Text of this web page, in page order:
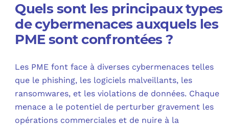
Quels sont les principaux types
de cybermenaces auxquels les
PME sont confrontées ?
Les PME font face à diverses cybermenaces telles
que le phishing, les logiciels malveillants, les
ransomwares, et les violations de données. Chaque
menace a le potentiel de perturber gravement les
opérations commerciales et de nuire à la